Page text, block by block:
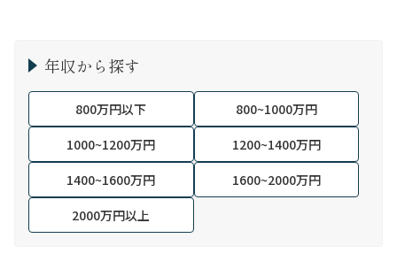
年収から探す
800万円以下
800~1000万円
1000~1200万円
1200~1400万円
1400~1600万円
1600~2000万円
2000万円以上